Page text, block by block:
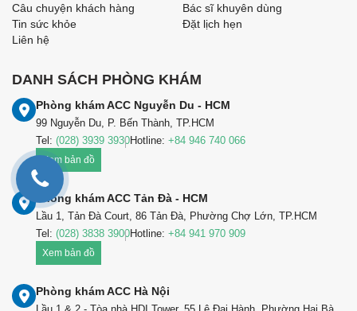
DANH SÁCH PHÒNG KHÁM
Phòng khám ACC Nguyễn Du - HCM
99 Nguyễn Du, P. Bến Thành, TP.HCM
Tel: (028) 3939 3930Hotline: +84 946 740 066
Xem bản đồ
Phòng khám ACC Tản Đà - HCM
Lầu 1, Tản Đà Court, 86 Tản Đà, Phường Chợ Lớn, TP.HCM
Tel: (028) 3838 3900Hotline: +84 941 970 909
Xem bản đồ
Phòng khám ACC Hà Nội
Câu chuyện khách hàng
Tin sức khỏe
Liên hệ
Bác sĩ khuyên dùng
Đặt lịch hẹn